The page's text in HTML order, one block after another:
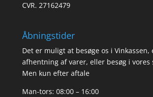
CVR. 27162479
Åbningstider
Det er muligt at besøge os i Vinkassen,
afhentning af varer, eller besøg i vores
Men kun efter aftale
Man-tors: 08:00 – 16:00